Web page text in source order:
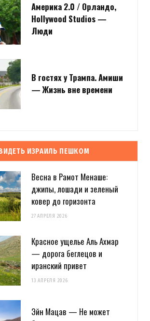
Америка 2.0 / Орландо,
Hollywood Studios —
Люди
В гостях у Трампа. Амиши
— Жизнь вне времени
ИЗРАИЛЬ ПЕШКОМ
Весна в Рамот Менаше:
джипы, лошади и зеленый
ковер до горизонта
27 АПРЕЛЯ 2026
Красное ущелье Аль Ахмар
— дорога беглецов и
иранский привет
13 АПРЕЛЯ 2026
Эйн Мацав — Не может